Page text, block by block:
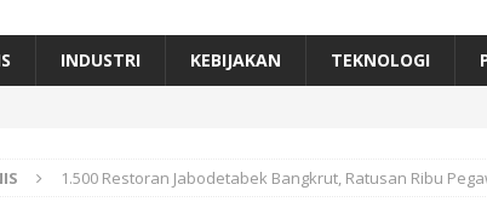
2026 ] Dari Limbah ke Pakan Lele, Ini Inovasi Mikroalga Prof Astri
INDUSTRI KEBIJAKAN TEKNOLOGI
1.500 Restoran Jabodetabek Bangkrut, Ratusan Ribu